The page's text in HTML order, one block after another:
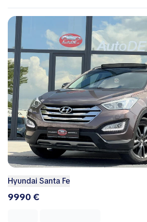
Hyundai Santa Fe
9990 €